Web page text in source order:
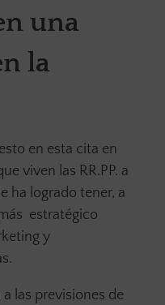
una
la
en esta cita en
viven las RR.PP. a
ha logrado tener, a
estratégico
y
las previsiones de